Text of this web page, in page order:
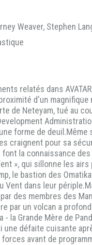
Weaver, Stephen
relatés dans AVATAR
d'un
de Neteyam, tué au
forme de
craignent pour sa
la connaissance
», qui sillonne les
le bastion des
dans leur
des membres des
par un volcan a
la Grande Mère de
une défaite cuisante
avant de